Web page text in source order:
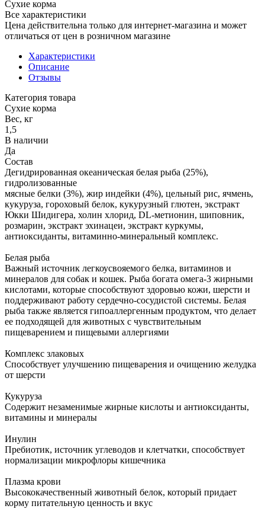
Сухие корма
Все характеристики
Цена действительна только для интернет-магазина и может
отличаться от цен в розничном магазине
Характеристики
Описание
Отзывы
Категория товара
Сухие корма
Вес, кг
1,5
В наличии
Да
Состав
Дегидрированная океаническая белая рыба (25%),
гидролизованные
мясные белки (3%), жир индейки (4%), цельный рис, ячмень,
кукуруза, гороховый белок, кукурузный глютен, экстракт
Юкки Шидигера, холин хлорид, DL-метионин, шиповник,
розмарин, экстракт эхинацеи, экстракт куркумы,
антиоксиданты, витаминно-минеральный комплекс.
Белая рыба
Важный источник легкоусвояемого белка, витаминов и
минералов для собак и кошек. Рыба богата омега-3 жирными
кислотами, которые способствуют здоровью кожи, шерсти и
поддерживают работу сердечно-сосудистой системы. Белая
рыба также является гипоаллергенным продуктом, что делает
ее подходящей для животных с чувствительным
пищеварением и пищевыми аллергиями
Комплекс злаковых
Способствует улучшению пищеварения и очищению желудка
от шерсти
Кукуруза
Содержит незаменимые жирные кислоты и антиоксиданты,
витамины и минералы
Инулин
Пребиотик, источник углеводов и клетчатки, способствует
нормализации микрофлоры кишечника
Плазма крови
Высококачественный животный белок, который придает
корму питательную ценность и вкус